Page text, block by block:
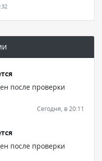
после проверки
Сегодня, в 20:11
после проверки